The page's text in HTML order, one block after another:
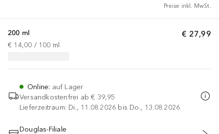
Preise inkl. MwSt.
€ 27,99
200 ml
€ 14,00 / 100 ml
Online: auf Lager
Versandkostenfrei ab € 39,95
Lieferzeitraum: Di., 11.08.2026 bis Do., 13.08.2026
Douglas-Filiale